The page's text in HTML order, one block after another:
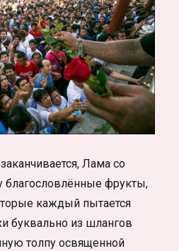
Лама со
благословлённые фрукты,
каждый пытается
буквально из шлангов
толпу освященной